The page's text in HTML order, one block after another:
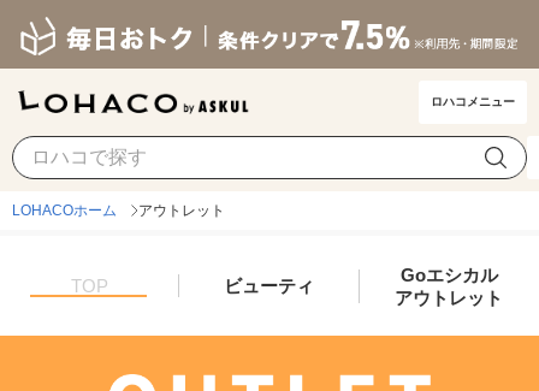
ロハコメニュー
LOHACOホーム アウトレット
TOP ビューティ
Goエシカル
アウトレット